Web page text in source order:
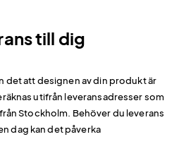
till dig
det att designen av din produkt är
utifrån leveransadresser som
Stockholm. Behöver du leverans
dag kan det påverka